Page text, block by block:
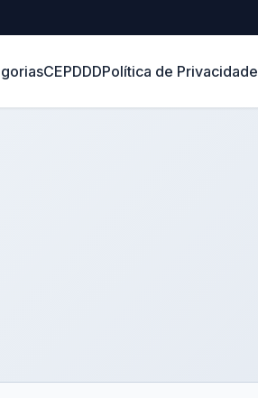
CEPDDDPolítica de Privacidade